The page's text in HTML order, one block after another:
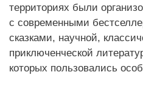
территориях были
с современными
сказками, научной,
приключенческой
которых пользовались